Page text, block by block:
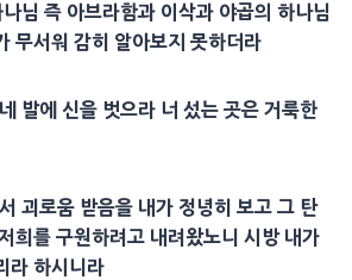
님 즉 아브라함과 이삭과 야곱의 하나님
무서워 감히 알아보지 못하더라
발에 신을 벗으라 너 섰는 곳은 거룩한
괴로움 받음을 내가 정녕히 보고 그 탄
희를 구원 하려고 내려왔노니 시방 내가
라 하시니라